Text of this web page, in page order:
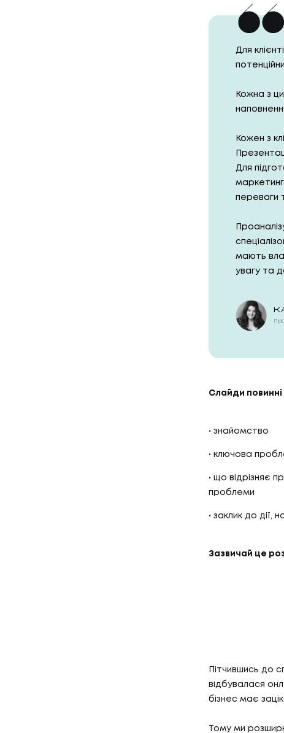
Для
Кожна з
Кожен з
Для
переваги
мають
увагу та
Слайди
знайомство
ключова
що відрізняє
проблеми
заклик до дії,
Зазвичай це
Пітчившись до
відбувалася
бізнес має
Тому ми
КЕЙСИ
КЕЙСИ
ПРО